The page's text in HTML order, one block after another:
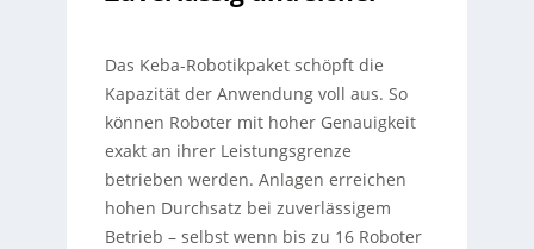
Das Keba-Robotikpaket schöpft die
Kapazität der Anwendung voll aus. So
können Roboter mit hoher Genauigkeit
exakt an ihrer Leistungsgrenze
betrieben werden. Anlagen erreichen
hohen Durchsatz bei zuverlässigem
Betrieb – selbst wenn bis zu 16 Roboter